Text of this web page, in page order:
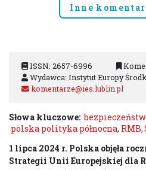
Inne
ISSN: 2657-6996
Wydawca: Instytut Europy
komentarze@ies.lublin.pl
Słowa kluczowe:
polska polityka północna, RMB,
1 lipca 2024 r. Polska objęła
Strategii Unii Europejskiej dla